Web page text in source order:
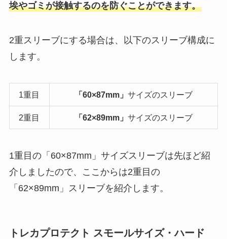
埃やゴミが接触するのを防ぐことができます。
2重スリーブにする場合は、以下のスリーブ構成に
します。
1重目 「60×87mm」 サイズのスリーブ
2重目 「62×89mm」 サイズのスリーブ
1重目の「60×87mm」サイズスリーブは先ほど紹
介しましたので、ここからは2重目の
「62×89mm」スリーブを紹介します。
トレカプロテクト スモールサイズ・ハード